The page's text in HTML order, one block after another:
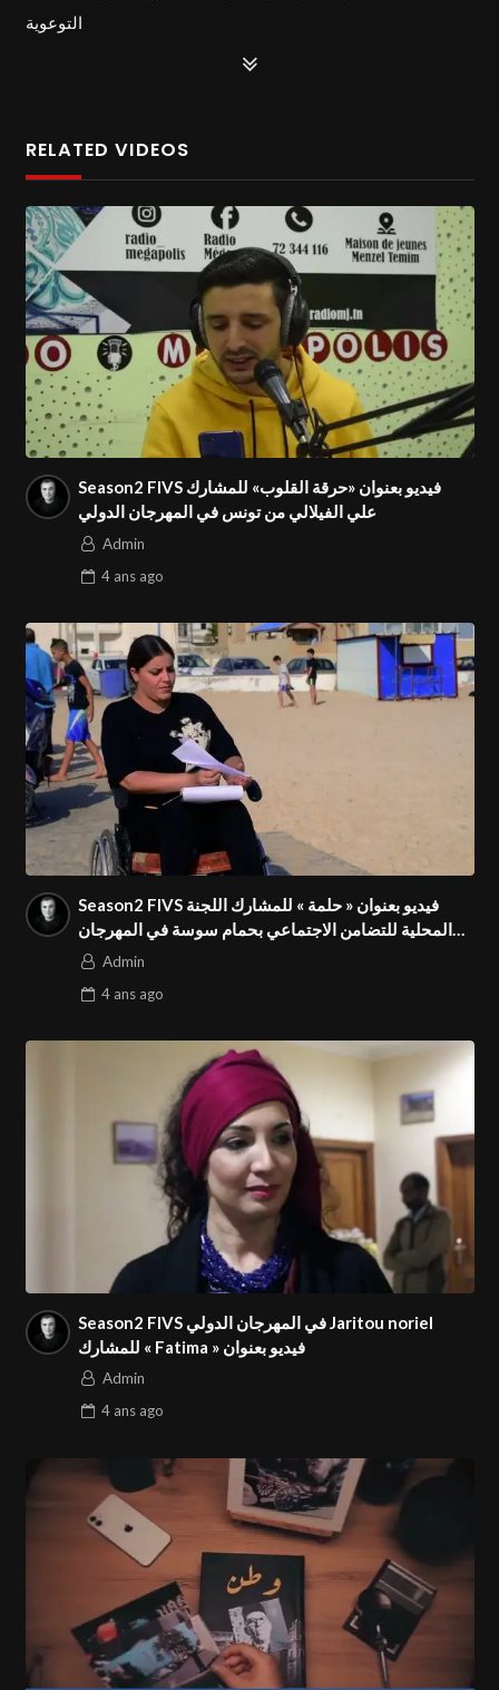
التوعوية
بعنوان «كفاح» ضمن المسابقة الدولية في دورتها الثانية مسابقة
الموضوع
كفاحه حتى يكون في أعلى المراتب و محبا لوطنه
Admin
RELATED VIDEOS
Season2 FIVS فيديو بعنوان «حرقة القلوب» للمشارك
علي الفيلالي من تونس في المهرجان الدولي
Admin
4 ans ago
Season2 FIVS فيديو بعنوان « حلمة » للمشارك اللجنة
المحلية للتضامن الاجتماعي بحمام سوسة في المهرجان
الدوليAdmin
4 ans ago
Season2 FIVS في المهرجان الدولي Jaritou noriel
للمشارك « Fatima » فيديو بعنوان
Admin
4 ans ago